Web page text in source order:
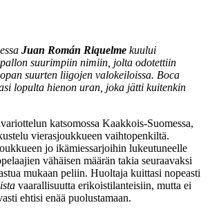
Juan Román Riquelme kuului
suurimpiin nimiin, jolta odotettiin
suurten liigojen valokeiloissa. Boca
lopulta hienon uran, joka jätti kuitenkin
katsomossa Kaakkois-Suomessa,
vierasjoukkueen vaihtopenkiltä.
jo ikämiessarjoihin lukeutuneelle
vähäisen määrän takia seuraavaksi
mukaan peliin. Huoltaja kuittasi nopeasti
vaarallisuutta erikoistilanteisiin, mutta ei
ehtisi enää puolustamaan.